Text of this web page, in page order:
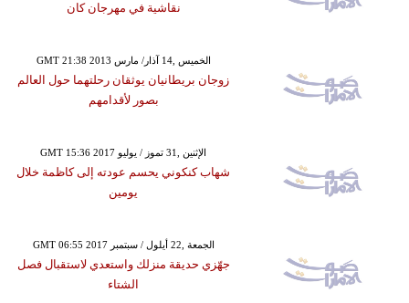
نقاشية في مهرجان كان
GMT 21:38 2013 الخميس ,14 آذار/ مارس
زوجان بريطانيان يوثقان رحلتهما حول العالم
بصور لأقدامهم
GMT 15:36 2017 الإثنين ,31 تموز / يوليو
شهاب كنكوني يحسم عودته إلى كاظمة خلال
يومين
GMT 06:55 2017 الجمعة ,22 أيلول / سبتمبر
جهّزي حديقة منزلك واستعدي لاستقبال فصل
الشتاء